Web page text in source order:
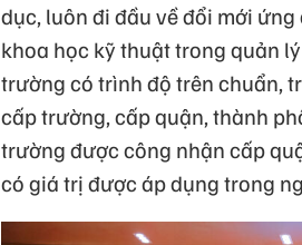
dục, luôn đi đầu về đổi mới
khoa học kỹ thuật trong quản
trường có trình độ trên chuẩn,
cấp trường, cấp quận, thành
trường được công nhận cấp
có giá trị được áp dụng trong